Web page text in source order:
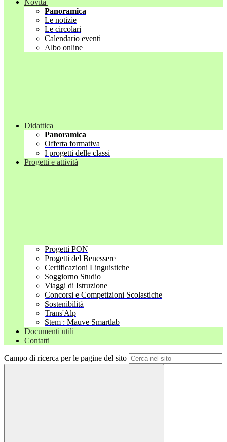
Novità
Panoramica
Le notizie
Le circolari
Calendario eventi
Albo online
Didattica
Panoramica
Offerta formativa
I progetti delle classi
Progetti e attività
Progetti PON
Progetti del Benessere
Certificazioni Linguistiche
Soggiorno Studio
Viaggi di Istruzione
Concorsi e Competizioni Scolastiche
Sostenibilità
Trans'Alp
Stem : Mauve Smartlab
Documenti utili
Contatti
Campo di ricerca per le pagine del sito